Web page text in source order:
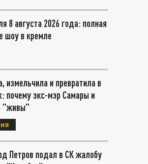
8 августа 2026 года: полная
шоу в кремле
измельчила и превратила в
почему экс-мэр Самары и
"живы"
Петров подал в СК жалобу